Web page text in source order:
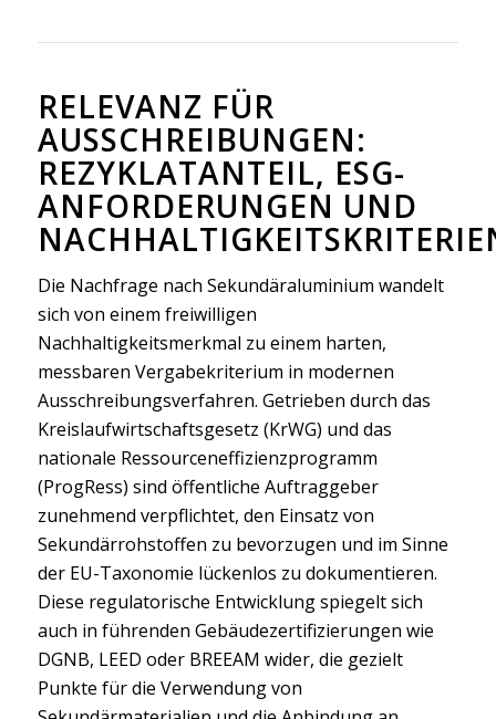
RELEVANZ FÜR
AUSSCHREIBUNGEN:
REZYKLATANTEIL, ESG-
ANFORDERUNGEN UND
Die Nachfrage nach Sekundäraluminium wandelt
sich von einem freiwilligen
Nachhaltigkeitsmerkmal zu einem harten,
messbaren Vergabekriterium in modernen
Ausschreibungsverfahren. Getrieben durch das
Kreislaufwirtschaftsgesetz (KrWG) und das
nationale Ressourceneffizienzprogramm
(ProgRess) sind öffentliche Auftraggeber
zunehmend verpflichtet, den Einsatz von
Sekundärrohstoffen zu bevorzugen und im Sinne
der EU-Taxonomie lückenlos zu dokumentieren.
Diese regulatorische Entwicklung spiegelt sich
auch in führenden Gebäudezertifizierungen wie
DGNB, LEED oder BREEAM wider, die gezielt
Punkte für die Verwendung von